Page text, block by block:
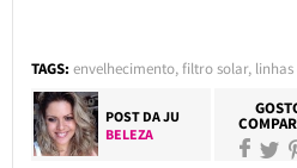
TAGS: envelhecimento,filtro solar, linhas
POST DAJU
BELEZA